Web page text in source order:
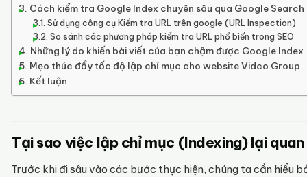
Cách kiểm tra Google Index chuyên sâu qua Google
Sử dụng công cụ Kiểm tra URL trên google (URL Inspection)
So sánh các phương pháp kiểm tra URL phổ biến trong SEO
Những lý do khiến bài viết của bạn chậm được Google Index
Mẹo thúc đẩy tốc độ lập chỉ mục cho website Vidco Group
Kết luận
Tại sao việc lập chỉ mục (Indexing) lại
Trước khi đi sâu vào các bước thực hiện, chúng ta cần hiểu